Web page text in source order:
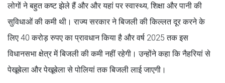
लोगों ने बहुत कष्ट झेले हैं और और यहां पर स्वास्थ्य, शिक्षा और पानी की
सुविधाओं की कमी थी। राज्य सरकार ने बिजली की किल्लत दूर करने के
लिए 40 करोड़ रुपए का प्रावधान किया है और वर्ष 2025 तक इस
विधानसभा क्षेत्र में बिजली की कमी नहीं रहेगी। उन्होंने कहा कि नैहरियां से
पेखूबेला और पेखूबेला से पोलियां तक बिजली लाई जाएगी।